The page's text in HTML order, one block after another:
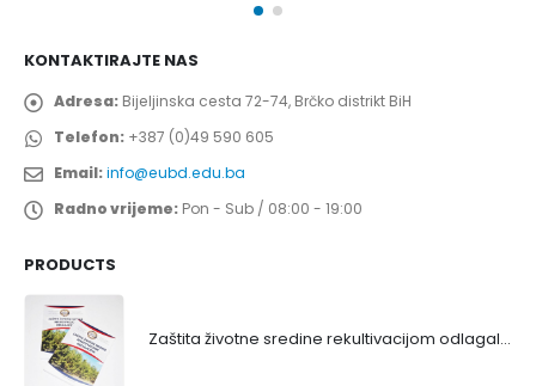
KONTAKTIRAJTE NAS
Adresa: Bijeljinska cesta 72-74, Brčko distrikt BiH
Telefon: +387 (0)49 590 605
Email:info@eubd.edu.ba
Radno vrijeme: Pon - Sub / 08:00 - 19:00
PRODUCTS
Zaštita životne sredine rekultivacijom odlagališta